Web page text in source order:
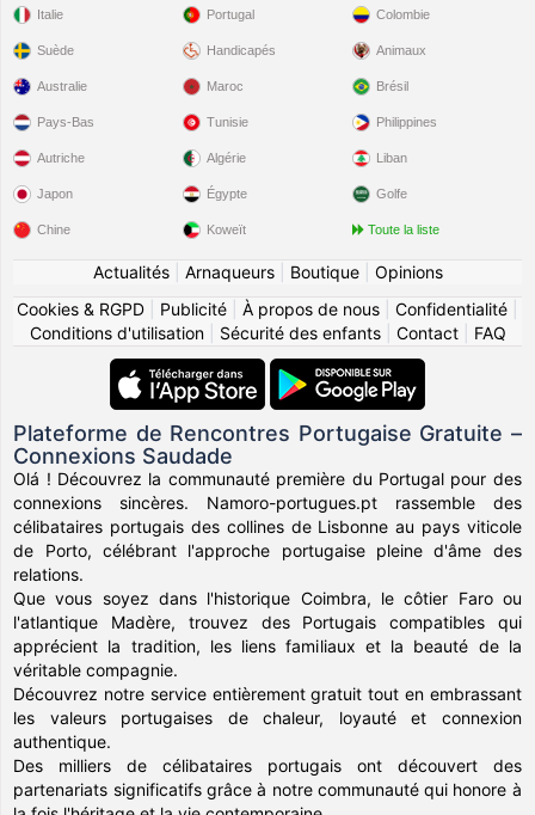
Italie
Suède
Portugal
Handicapés
Colombie
Animaux
Australie
Pays-Bas
Autriche
Japon
Chine
Maroc
Tunisie
Algérie
Égypte
Koweït
Brésil
Philippines
Liban
Golfe
Toute la liste
Actualités| Arnaqueurs| Boutique| Opinions
Cookies & RGPD
Publicité À propos de nous Confidentialité
Conditions d'utilisation| Sécurité des enfants| Contact| FAQ
Plateforme de Rencontres Portugaise Gratuite –
Connexions Saudade
Olá ! Découvrez la communauté première du Portugal pour des
connexions sincères. Namoro-portugues.pt rassemble des
célibataires portugais des collines de Lisbonne au pays viticole
de Porto, célébrant l'approche portugaise pleine d'âme des
relations.
Que vous soyez dans l'historique Coimbra, le côtier Faro ou
l'atlantique Madère, trouvez des Portugais compatibles qui
apprécient la tradition, les liens familiaux et la beauté de la
véritable compagnie.
Découvrez notre service entièrement gratuit tout en embrassant
les valeurs portugaises de chaleur, loyauté et connexion
authentique.
Des milliers de célibataires portugais ont découvert des
partenariats significatifs grâce à notre communauté qui honore à